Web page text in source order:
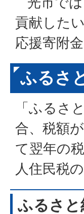
貢献した
応援寄附金
ふるさ
「ふるさ
合、税額
て翌年の
人住民税
ふるさと